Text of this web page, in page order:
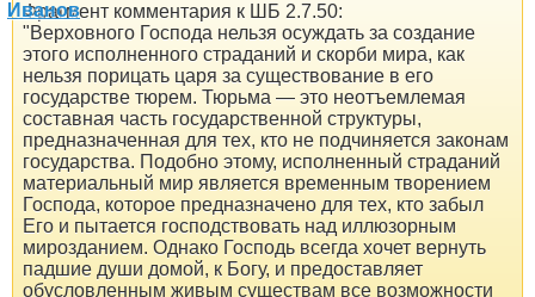
Фрагмент комментария к ШБ 2.7.50:
"Верховного Господа нельзя осуждать за создание
этого исполненного страданий и скорби мира, как
нельзя порицать царя за существование в его
государстве тюрем. Тюрьма — это неотъемлемая
составная часть государственной структуры,
предназначенная для тех, кто не подчиняется законам
государства. Подобно этому, исполненный страданий
материальный мир является временным творением
Господа, которое предназначено для тех, кто забыл
Его и пытается господствовать над иллюзорным
мирозданием. Однако Господь всегда хочет вернуть
падшие души домой, к Богу, и предоставляет
обусловленным живым существам все возможности